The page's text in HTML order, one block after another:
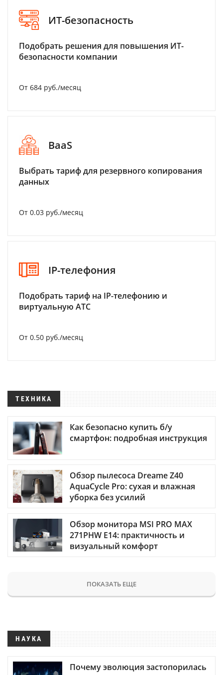
ИТ-безопасность
Подобрать решения для повышения ИТ-
безопасности компании
От 684 руб./месяц
BaaS
Выбрать тариф для резервного копирования
данных
От 0.03 руб./месяц
IP-телефония
Подобрать тариф на IP-телефонию и
виртуальную АТС
От 0.50 руб./месяц
ТЕХНИКА
Как безопасно купить б/у
смартфон: подробная инструкция
Обзор пылесоса Dreame Z40
AquaCycle Pro: сухая и влажная
уборка без усилий
Обзор монитора MSI PRO MAX
271PHW E14: практичность и
визуальный комфорт
ПОКАЗАТЬ ЕЩЕ
НАУКА
Почему эволюция застопорилась